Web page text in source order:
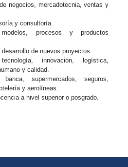
negocios, mercadotecnia, ventas y
y consultoría.
procesos y productos
desarrollo de nuevos proyectos.
innovación, logística,
y calidad.
supermercados, seguros,
y aerolíneas.
a nivel superior o posgrado.